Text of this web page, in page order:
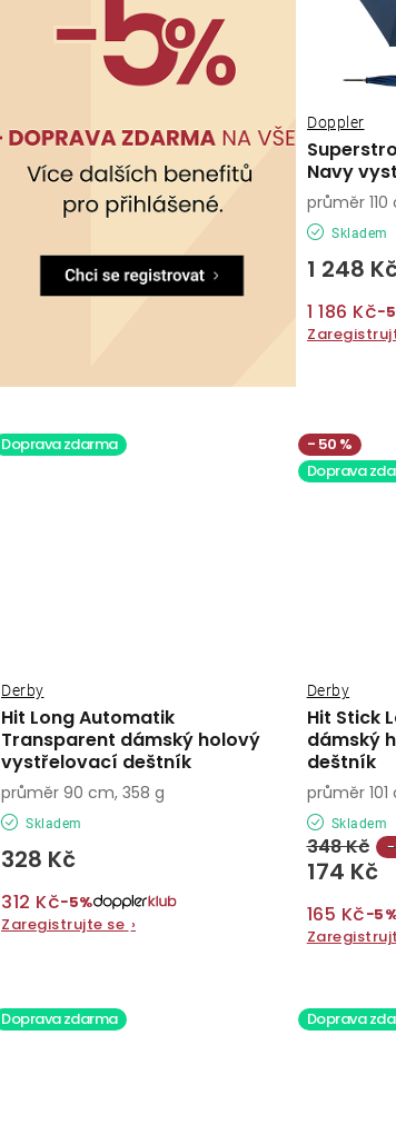
Navy
Doppler
Skladem
1 248
1 186 Kč
průměr
Doprava zdarma
Hit Long Automatik
Transparent dámský holový
vystřelovací deštník
Derby
Skladem
328 Kč
312 Kč−5%
Zaregistrujte se ›
průměr 90 cm, 358 g
50 %
Doprava
Hit Stick
dámský
deštník
Derby
Skladem
174 Kč
348 Kč
165 Kč
průměr
Doprava zdarma Doprava